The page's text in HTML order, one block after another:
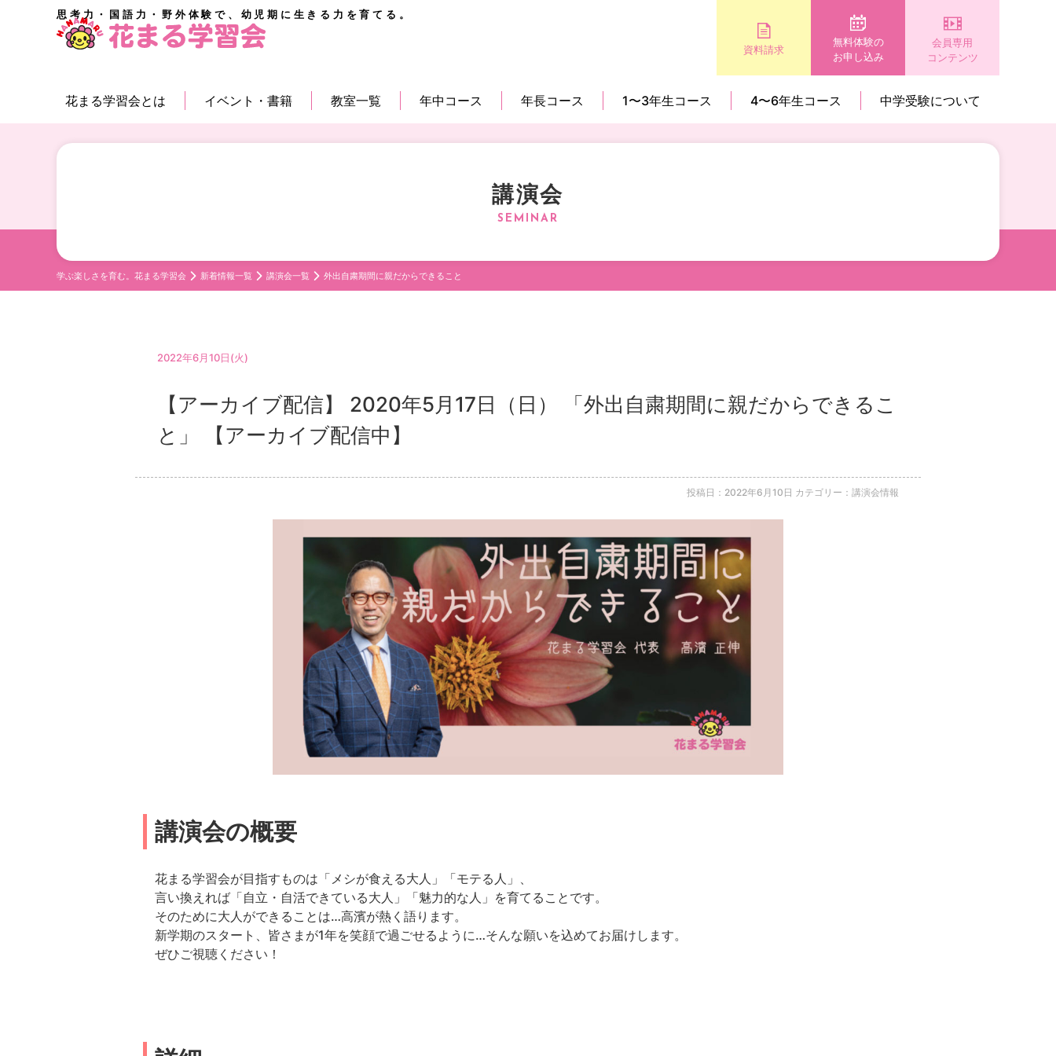
思考力・国語力・野外体験で、幼児期に生きる力を育てる。
資料請求
無料体験の
お申し込み
会員専用
コンテンツ
花まる学習会とは イベント・書籍 教室一覧 年中コース 年長コース 1〜3年生コース 4〜6年生コース 中学受験について
講演会
学ぶ楽しさを育む。花まる学習会 新着情報一覧 講演会一覧 外出自粛期間に親だからできること
2022年6月10日(火)
【アーカイブ配信】 2020年5月17日（日） 「外出自粛期間に親だからできるこ
と」 【アーカイブ配信中】
投稿日：2022年6月10日 カテゴリー：講演会情報
講演会の概要
花まる学習会が目指すものは「メシが食える大人」「モテる人」、
言い換えれば「自立・自活できている大人」「魅力的な人」を育てることです。
そのために大人ができることは…高濱が熱く語ります。
新学期のスタート、皆さまが1年を笑顔で過ごせるように…そんな願いを込めてお届けします。
ぜひご視聴ください！